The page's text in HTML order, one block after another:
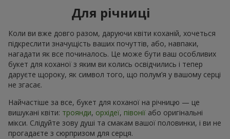
Для річниці
Коли ви вже довго разом, даруючи квіти коханій, хочеться
підкреслити значущість ваших почуттів, або, навпаки,
нагадати як все починалось. Це може бути ваш особливих
букет для коханої з яким ви колись освідчились і тепер
даруєте щороку, як символ того, що полум’я у вашому серці
не згасає.
Найчастіше за все, букет для коханої на річницю — це
вишукані квіти: троянди, орхідеї, півонії або оригінальні
мікси. Слідуйте зову душі та смакам вашої половинки, і ви не
прогадаєте з сюрпризом для серця.